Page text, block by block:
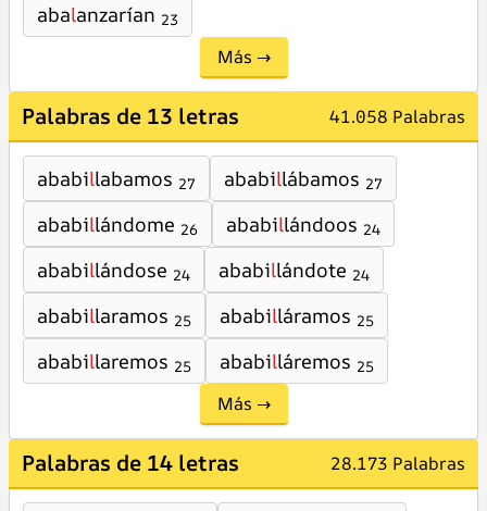
abalanzarían 23
Más →
Palabras de 13 letras 41.058 Palabras
ababillabamos 27 ababillábamos 27
ababillándome 26 ababillándoos 24
ababillándose 24 ababillándote 24
ababillaramos 25 ababilláramos 25
ababillaremos 25 ababilláremos 25
Más →
Palabras de 14 letras 28.173 Palabras